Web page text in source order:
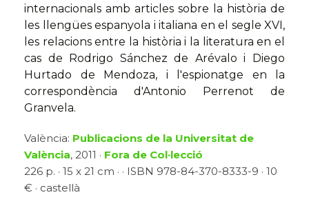
internacionals amb articles sobre la història de
les llengües espanyola i italiana en el segle XVI,
les relacions entre la història i la literatura en el
cas de Rodrigo Sánchez de Arévalo i Diego
Hurtado de Mendoza, i l'espionatge en la
correspondència d'Antonio Perrenot de
Granvela.
València: Publicacions de la Universitat de
València, 2011 · Fora de Col·lecció
226 p. · 15 x 21 cm · · ISBN 978-84-370-8333-9 · 10
€ · castellà